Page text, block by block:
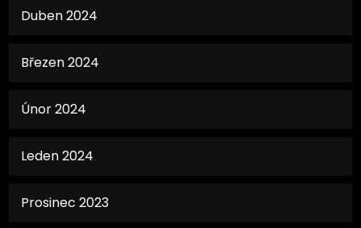
Duben 2024
Březen 2024
Únor 2024
Leden 2024
Prosinec 2023